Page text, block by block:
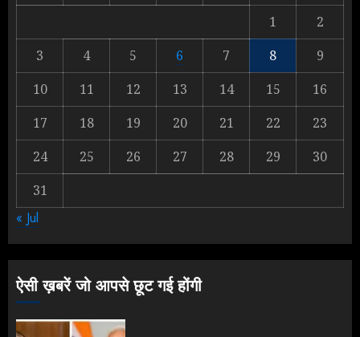
1
2
Yogi Government ने विज्ञापनों पर
उड़ाए करोड़ों, टूट गया मोदी का रिकॉर्ड !
3
Rahul Gandhi के तीखे वार से बार-बार
1
2
3
4 5 6 7 8
9
10
11 12 13 14 15
16
17
18 19 20 21 22
23
24
25 26 27 28 29
30
31
« Jul
ऐसी ख़बरें जो आपसे छूट गई होंगी